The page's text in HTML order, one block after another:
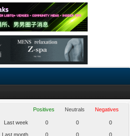
Positives Neutrals Negatives
Last week 0 0 0
Last month 0 0 0